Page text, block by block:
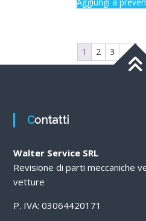
1 2 3 →
Contatti
Walter Service SRL
Revisione di parti meccaniche
vetture
P. IVA: 03064420171